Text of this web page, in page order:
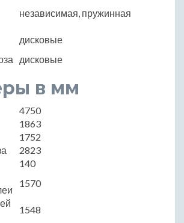
независимая, пружинная
дисковые
дисковые
в мм
4750
1863
1752
2823
140
1570
1548